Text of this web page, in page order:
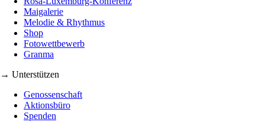
Maigalerie
Melodie & Rhythmus
Shop
Fotowettbewerb
Granma
→ Unterstützen
Genossenschaft
Aktionsbüro
Spenden